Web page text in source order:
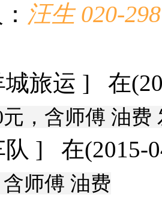
汪生 020-
城旅运 ] 在
元，含师傅 油费
队 ] 在(2015-
含师傅 油费